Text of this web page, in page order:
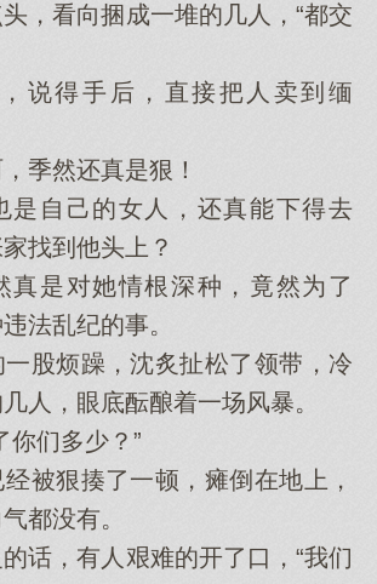
看向捆成一堆的几人，“都交
得手后，直接把人卖到缅
然还真是狠！
自己的女人，还真能下得去
找到他头上？
是对她情根深种，竟然为了
法乱纪的事。
烦躁，沈炙扯松了领带，冷
人，眼底酝酿着一场风暴。
们多少？”
狠揍了一顿，瘫倒在地上，
都没有。
，有人艰难的开了口，“我们